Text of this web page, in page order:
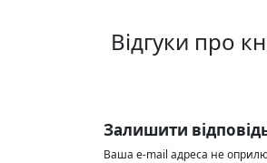
Відгуки про
Залишити
Ваша e-mail адреса не